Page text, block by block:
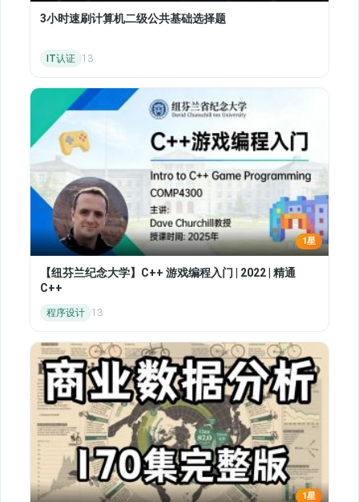
3小时速刷计算机二级公共基础选择题
IT认证 13
1星
【纽芬兰纪念大学】C++ 游戏编程入门 | 2022 | 精通
C++
程序设计 13
1星